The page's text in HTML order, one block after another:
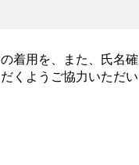
着用を、また、氏名確
くようご協力いただい